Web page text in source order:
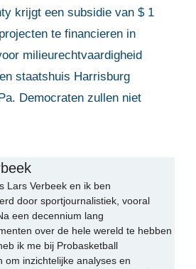
krijgt een subsidie ​​van $ 1
te financieren in
milieurechtvaardigheid
staatshuis Harrisburg
Democraten zullen niet
Lars Verbeek en ik ben
door sportjournalistiek, vooral
een decennium lang
over de hele wereld te hebben
ik me bij Probasketball
om inzichtelijke analyses en